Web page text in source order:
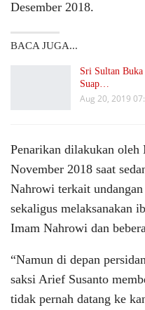
Desember 2018.
BACA JUGA...
Sri Sultan Buka
Suap…
Aug 20, 2019
Penarikan dilakukan
November 2018 saat
Nahrowi terkait
sekaligus melaksanakan
Imam Nahrowi dan
“Namun di depan
saksi Arief Susanto
tidak pernah datang ke